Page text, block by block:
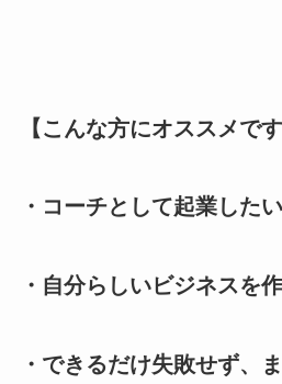
【こんな方にオススメです
・コーチとして起業したい
・自分らしいビジネスを
・できるだけ失敗せず、